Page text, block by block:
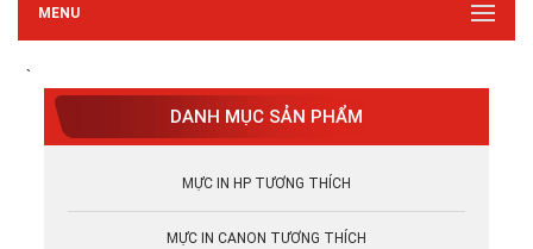
MENU
`
DANH MỤC SẢN PHẨM
MỰC IN HP TƯƠNG THÍCH
MỰC IN CANON TƯƠNG THÍCH